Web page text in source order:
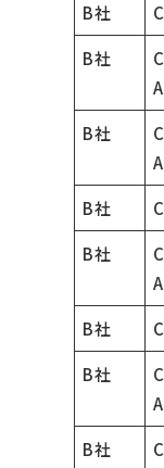
B社
B社
B社
B社
B社
B社
B社
B社